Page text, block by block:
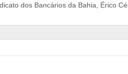
dos Bancários da Bahia, Érico